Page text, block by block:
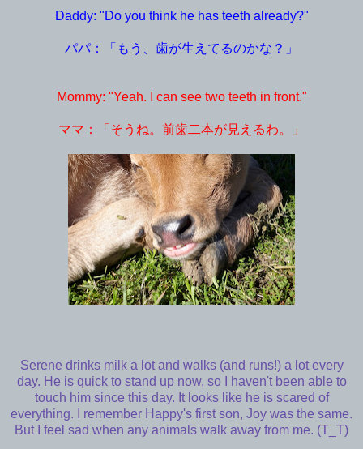
Daddy: "Do you think he has teeth already?"
パパ：「もう、歯が生えてるのかな？」
Mommy: "Yeah. I can see two teeth in front."
ママ：「そうね。前歯二本が見えるわ。」
Serene drinks milk a lot and walks (and runs!) a lot every
day. He is quick to stand up now, so I haven't been able to
touch him since this day. It looks like he is scared of
everything. I remember Happy's first son, Joy was the same.
But I feel sad when any animals walk away from me. (T_T)